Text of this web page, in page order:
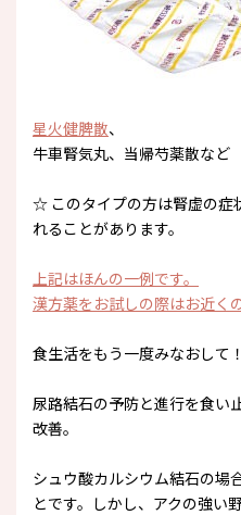
星火健脾散、
牛車腎気丸、当帰芍薬散など
☆ このタイプの方は腎虚の症
れることがあります。
上記はほんの一例です。
漢方薬をお試しの際はお近く
食生活をもう一度みなおして！
尿路結石の予防と進行を食い
改善。
シュウ酸カルシウム結石の場
とです。しかし、アクの強い